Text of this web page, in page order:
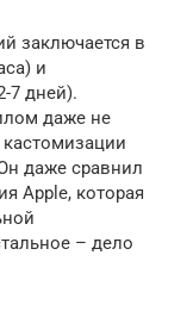
заключается в
и
7 дней).
даже не
кастомизации
даже сравнил
Apple, которая
– дело